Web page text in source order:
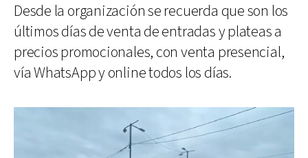
Desde la organización se recuerda que son los
últimos días de venta de entradas y plateas a
precios promocionales, con venta presencial,
vía WhatsApp y online todos los días.